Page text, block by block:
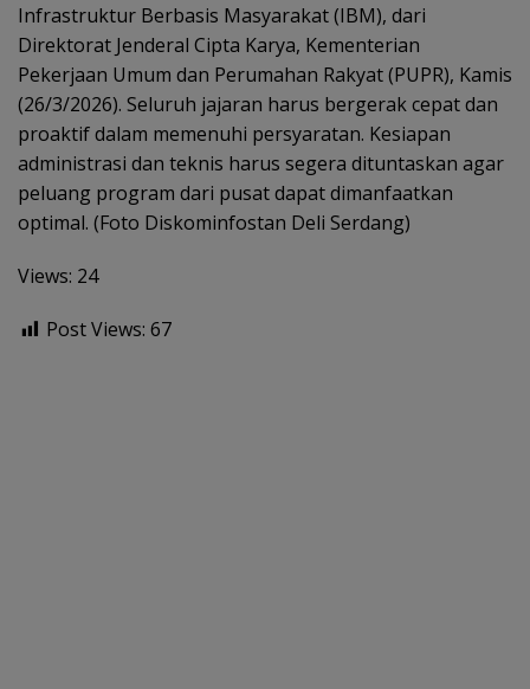
Infrastruktur Berbasis Masyarakat (IBM), dari
Direktorat Jenderal Cipta Karya, Kementerian
Pekerjaan Umum dan Perumahan Rakyat (PUPR), Kamis
(26/3/2026). Seluruh jajaran harus bergerak cepat dan
proaktif dalam memenuhi persyaratan. Kesiapan
administrasi dan teknis harus segera dituntaskan agar
peluang program dari pusat dapat dimanfaatkan
optimal. (Foto Diskominfostan Deli Serdang)
Views: 24
Post Views: 67